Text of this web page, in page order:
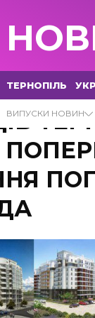
ТЕРНОПІЛЬ
ВИПУСКИ НОВИН